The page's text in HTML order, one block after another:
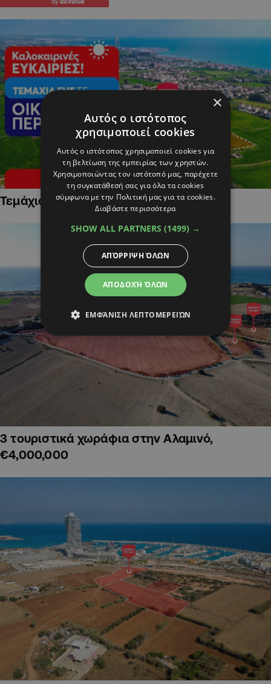
Τεμάχια Γης σε Οικιστικές Περιοχές
3 τουριστικά χωράφια στην Αλαμινό,
€4,000,000
×
Αυτός ο ιστότοπος
χρησιμοποιεί cookies
Αυτός ο ιστότοπος χρησιμοποιεί cookies για
τη βελτίωση της εμπειρίας των χρηστών.
Χρησιμοποιώντας τον ιστότοπό μας, παρέχετε
τη συγκατάθεσή σας για όλα τα cookies
σύμφωνα με την Πολιτική μας για τα cookies.
Διαβάστε περισσότερα
SHOW ALL PARTNERS (1499) →
ΑΠΟΔΟΧΉ ΌΛΩΝ
ΑΠΌΡΡΙΨΗ ΌΛΩΝ
ΕΜΦΆΝΙΣΗ ΛΕΠΤΟΜΕΡΕΙΏΝ